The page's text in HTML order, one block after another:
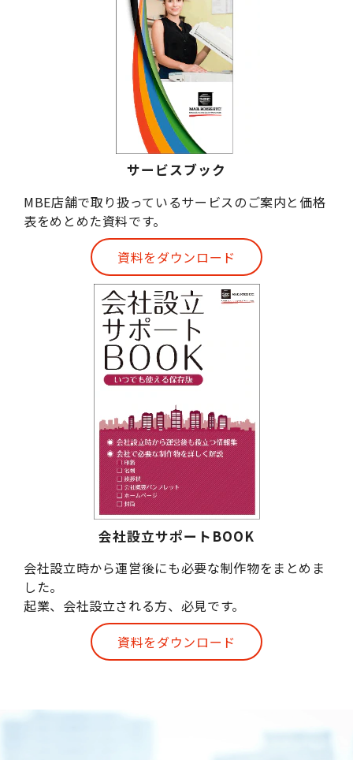
サービスブック
MBE店舗で取り扱っているサービスのご案内と価格
表をめとめた資料です。
資料をダウンロード
会社設立サポートBOOK
会社設立時から運営後にも必要な制作物をまとめま
した。
起業、会社設立される方、必見です。
資料をダウンロード